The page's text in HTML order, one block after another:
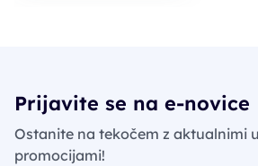
Prijavite se na e-novice
Ostanite na tekočem z aktualnimi
promocijami!